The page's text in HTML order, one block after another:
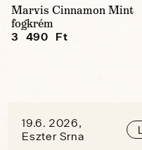
Marvis Cinnamon Mint
fogkrém
3 490 Ft
19.6. 2026,
Eszter Srna